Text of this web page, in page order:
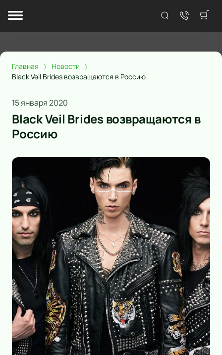
Главная
Новости
Black Veil Brides возвращаются в Россию
15 января 2020
Black Veil Brides возвращаются в
Россию